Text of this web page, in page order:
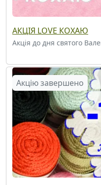
АКЦІЯ LOVE КОХАЮ
Акція до дня святого
Акцію завершено